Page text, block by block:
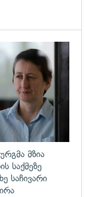
მზია
საქმეზე
საჩივარი